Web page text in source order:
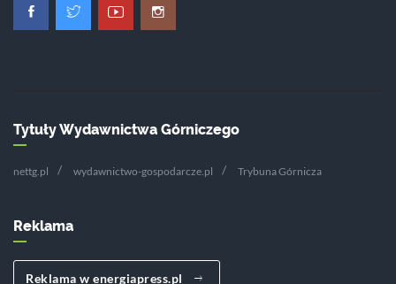
Tytuły Wydawnictwa Górniczego
nettg.pl wydawnictwo-gospodarcze.pl Trybuna Górnicza
Reklama
Reklama w energiapress.pl